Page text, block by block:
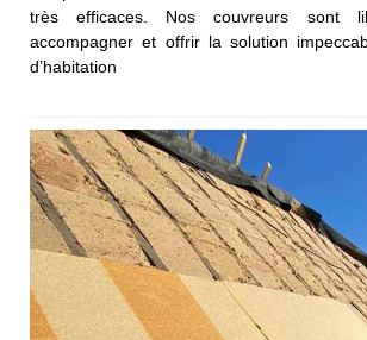
très efficaces. Nos couvreurs sont
accompagner et offrir la solution
d’habitation